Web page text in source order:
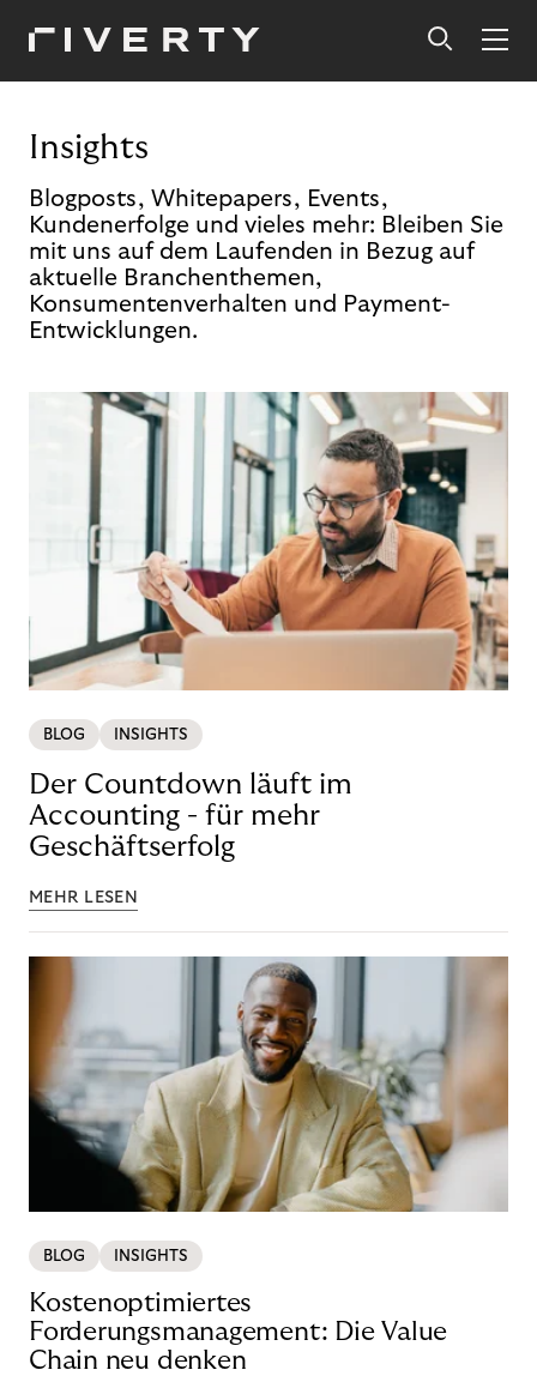
Insights
Blogposts, Whitepapers, Events,
Kundenerfolge und vieles mehr: Bleiben Sie
mit uns auf dem Laufenden in Bezug auf
aktuelle Branchenthemen,
Konsumentenverhalten und Payment-
Entwicklungen.
BLOG INSIGHTS
Der Countdown läuft im
Accounting - für mehr
Geschäftserfolg
MEHR LESEN
BLOG INSIGHTS
Kostenoptimiertes
Forderungsmanagement: Die Value
Chain neu denken